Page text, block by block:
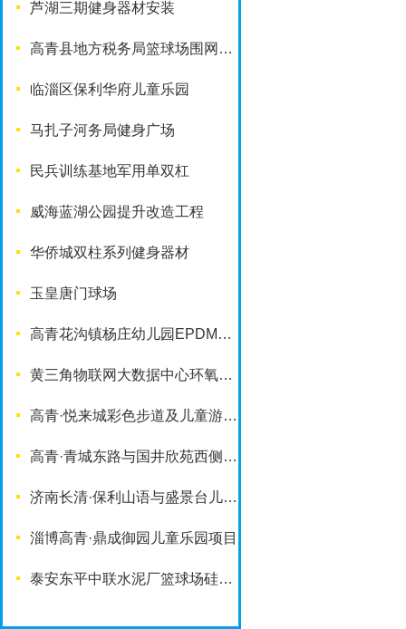
芦湖三期健身器材安装
高青县地方税务局篮球场围网工程
临淄区保利华府儿童乐园
马扎子河务局健身广场
民兵训练基地军用单双杠
威海蓝湖公园提升改造工程
华侨城双柱系列健身器材
玉皇唐门球场
高青花沟镇杨庄幼儿园EPDM塑胶地面
黄三角物联网大数据中心环氧地坪项目
高青·悦来城彩色步道及儿童游乐设施
高青·青城东路与国井欣苑西侧游园项目
济南长清·保利山语与盛景台儿童乐园项目
淄博高青·鼎成御园儿童乐园项目
泰安东平中联水泥厂篮球场硅PU铺装项目